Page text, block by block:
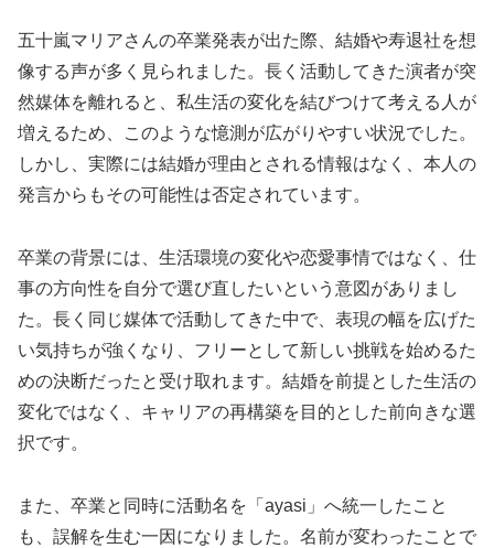
五十嵐マリアさんの卒業発表が出た際、結婚や寿退社を想
像する声が多く見られました。長く活動してきた演者が突
然媒体を離れると、私生活の変化を結びつけて考える人が
増えるため、このような憶測が広がりやすい状況でした。
しかし、実際には結婚が理由とされる情報はなく、本人の
発言からもその可能性は否定されています。
卒業の背景には、生活環境の変化や恋愛事情ではなく、仕
事の方向性を自分で選び直したいという意図がありまし
た。長く同じ媒体で活動してきた中で、表現の幅を広げた
い気持ちが強くなり、フリーとして新しい挑戦を始めるた
めの決断だったと受け取れます。結婚を前提とした生活の
変化ではなく、キャリアの再構築を目的とした前向きな選
択です。
また、卒業と同時に活動名を「ayasi」へ統一したこと
も、誤解を生む一因になりました。名前が変わったことで